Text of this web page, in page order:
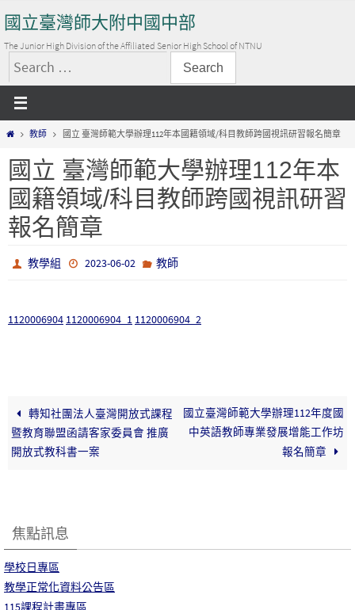
to
content
國立臺灣師大附中國中部
The Junior High Division of the Affiliated Senior High School of NTNU
搜
尋
關
鍵
字:
Home教師 國立 臺灣師範大學辦理112年本國籍領域/科目教師跨國視訊研習報名簡章
國立 臺灣師範大學辦理112年本
國籍領域/科目教師跨國視訊研習
報名簡章
教學組 2023-06-02 教師
1120006904 1120006904_1 1120006904_2
轉知社團法人臺灣開放式課程
暨教育聯盟函請客家委員會 推廣
開放式教科書一案
國立臺灣師範大學辦理112年度國
中英語教師專業發展增能工作坊
報名簡章
焦點訊息
學校日專區
教學正常化資料公告區
115課程計畫專區